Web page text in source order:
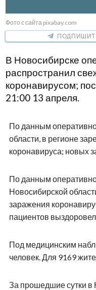
Фото с сайта pixabay.com
В Новосибирске
распространил
коронавирусом;
21:00 13 апреля.
По данным
области, в регионе
коронавируса; новых
По данным
Новосибирской
заражения
пациентов
Под медицинским
человек. Для 9169
За прошедшие сутки в